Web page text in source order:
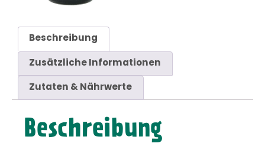
Beschreibung
Zusätzliche Informationen
Zutaten & Nährwerte
Beschreibung